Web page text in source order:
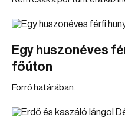
Egy huszonéves
főúton
Forró határában.